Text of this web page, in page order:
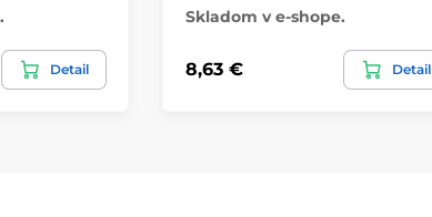
Detail
Skladom v e-shope.
8,63 € Detail